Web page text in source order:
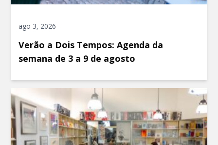
ago 3, 2026
Verão a Dois Tempos: Agenda da
semana de 3 a 9 de agosto